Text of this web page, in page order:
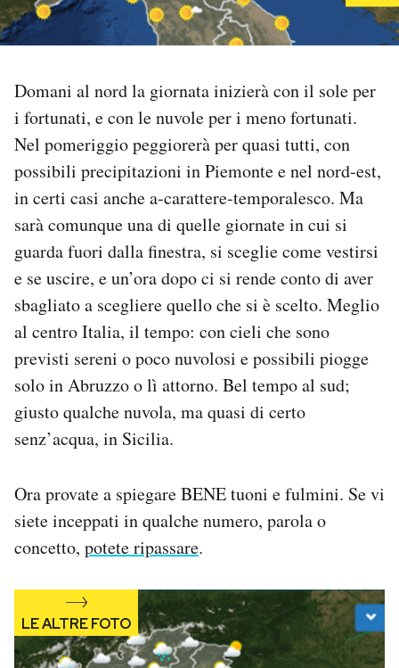
NEWSLETTER
SHOP
AREA PERSONALE
Area Personale
Newsletter
Notifiche mobile
Regala il Post
Hai bisogno di aiuto?
Domani al nord la giornata inizierà con il sole per
i fortunati, e con le nuvole per i meno fortunati.
Nel pomeriggio peggiorerà per quasi tutti, con
possibili precipitazioni in Piemonte e nel nord-est,
in certi casi anche a-carattere-temporalesco. Ma
sarà comunque una di quelle giornate in cui si
guarda fuori dalla finestra, si sceglie come vestirsi
e se uscire, e un’ora dopo ci si rende conto di aver
sbagliato a scegliere quello che si è scelto. Meglio
al centro Italia, il tempo: con cieli che sono
previsti sereni o poco nuvolosi e possibili piogge
solo in Abruzzo o lì attorno. Bel tempo al sud;
giusto qualche nuvola, ma quasi di certo
senz’acqua, in Sicilia.
Ora provate a spiegare BENE tuoni e fulmini. Se vi
siete inceppati in qualche numero, parola o
concetto, potete ripassare.